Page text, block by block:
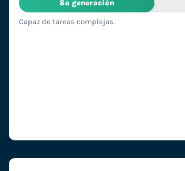
8ª generación
Capaz de tareas complejas.